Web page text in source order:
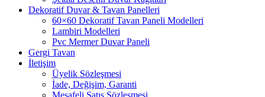
Dekoratif Duvar & Tavan Panelleri
60×60 Dekoratif Tavan Paneli Modelleri
Lambiri Modelleri
Pvc Mermer Duvar Paneli
Gergi Tavan
İletişim
Üyelik Sözleşmesi
İade, Değişim, Garanti
Mesafeli Satış Sözleşmesi